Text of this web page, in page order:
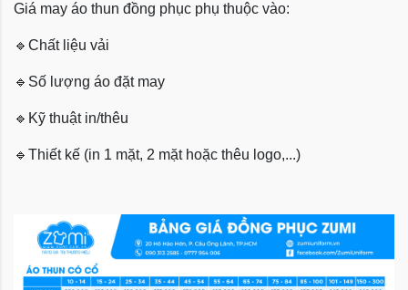
Giá may áo thun đồng phục phụ thuộc vào:
🔹 Chất liệu vải
🔹 Số lượng áo đặt may
🔹 Kỹ thuật in/thêu
🔹 Thiết kế (in 1 mặt, 2 mặt hoặc thêu logo,...)